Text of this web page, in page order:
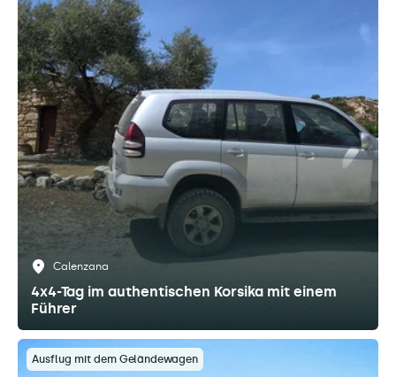
Calenzana
4x4-Tag im authentischen Korsika mit einem
Führer
Ausflug mit dem Geländewagen